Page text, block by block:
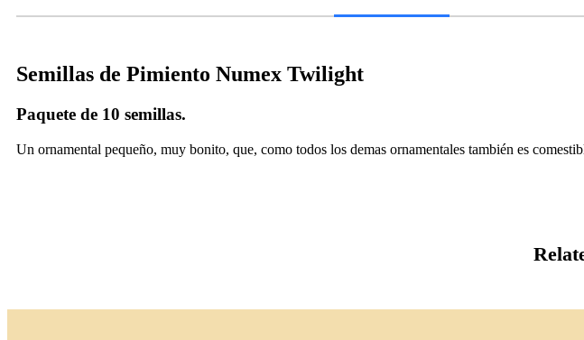
Semillas de Pimiento Numex Twilight
Paquete de 10 semillas.
Un ornamental pequeño, muy bonito, que, como todos los demas ornamentales también es